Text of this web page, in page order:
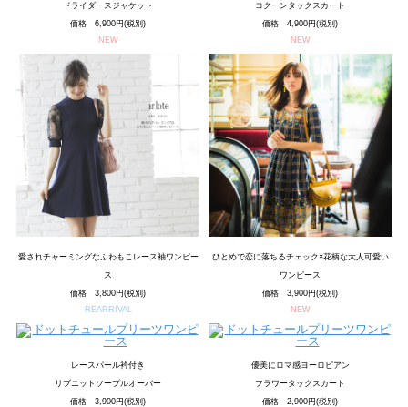
ドライダースジャケット
価格 6,900円(税別)
NEW
コクーンタックスカート
価格 4,900円(税別)
NEW
愛されチャーミングなふわもこレース袖ワンピー
ス
価格 3,800円(税別)
REARRIVAL
ひとめで恋に落ちるチェック×花柄な大人可愛い
ワンピース
価格 3,900円(税別)
NEW
レースパール衿付き
リブニットソープルオーバー
価格 3,900円(税別)
優美にロマ感ヨーロピアン
フラワータックスカート
価格 2,900円(税別)